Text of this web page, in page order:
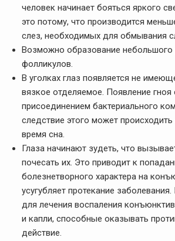
человек начинает бояться яркого
это потому, что производится
слез, необходимых для обмывания
Возможно образование небольшого
фолликулов.
В уголках глаз появляется не
вязкое отделяемое. Появление гноя
присоединением бактериального
следствие этого может происходить
время сна.
Глаза начинают зудеть, что
почесать их. Это приводит к
болезнетворного характера на
усугубляет протекание
для лечения воспаления
и капли, способные оказывать
действие.